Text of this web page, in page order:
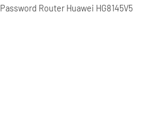
Password Router Huawei HG8145V5